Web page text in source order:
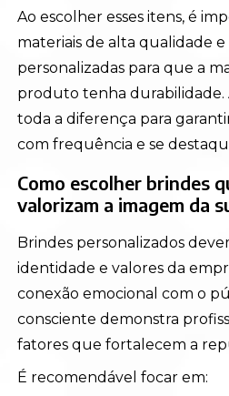
Ao escolher esses itens, é
materiais de alta qualidade e
personalizadas para que a
produto tenha durabilidade.
toda a diferença para
com frequência e se
Como escolher brindes
valorizam a imagem da
Brindes personalizados
identidade e valores da
conexão emocional com o
consciente demonstra
fatores que fortalecem a
É recomendável focar em: